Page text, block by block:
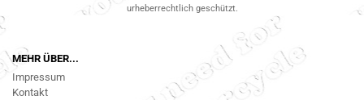
urheberrechtlich geschützt.
MEHR ÜBER...
Impressum
Kontakt